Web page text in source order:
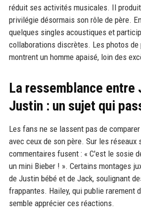
réduit ses activités musicales. Il
privilégie désormais son rôle de père.
quelques singles acoustiques et
collaborations discrètes. Les photos de
montrent un homme apaisé, loin des
La ressemblance entre
Justin : un sujet qui
Les fans ne se lassent pas de
avec ceux de son père. Sur les réseaux
commentaires fusent : « C'est le sosie
un mini Bieber ! ». Certains montages
de Justin bébé et de Jack, soulignant
frappantes. Hailey, qui publie rarement
semble apprécier ces réactions.